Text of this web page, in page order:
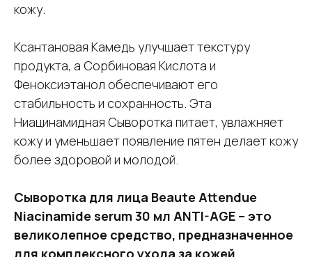
кожу.
Ксантановая Камедь улучшает текстуру
продукта, а Сорбиновая Кислота и
Феноксиэтанол обеспечивают его
стабильность и сохранность. Эта
Ниацинамидная Сыворотка питает, увлажняет
кожу и уменьшает появление пятен делает кожу
более здоровой и молодой.
Сыворотка для лица Beaute Attendue
Niacinamide serum 30 мл ANTI-AGE – это
великолепное средство, предназначенное
для комплексного ухода за кожей.